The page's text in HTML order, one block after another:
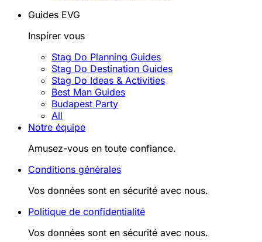
Guides EVG
Inspirer vous
Stag Do Planning Guides
Stag Do Destination Guides
Stag Do Ideas & Activities
Best Man Guides
Budapest Party
All
Notre équipe
Amusez-vous en toute confiance.
Conditions générales
Vos données sont en sécurité avec nous.
Politique de confidentialité
Vos données sont en sécurité avec nous.